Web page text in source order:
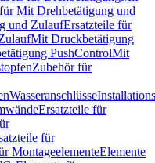
Mit Drehbetätigung und
und ZulaufErsatzteile für
Mit Druckbetätigung
PushControlMit
Zubehör für
Wasseranschlüsse
Ersatzteile für
für
MontageelementeElemente